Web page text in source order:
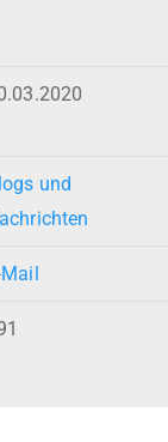
und
Mail